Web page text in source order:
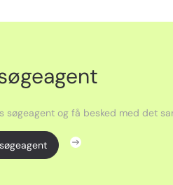
søgeagent og få besked med det